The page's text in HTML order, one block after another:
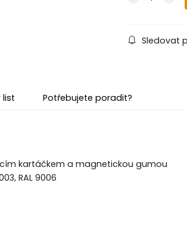
Sledovat
list Potřebujete poradit?
kartáčkem a magnetickou gumou
RAL 9006